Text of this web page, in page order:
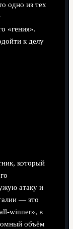
одно из тех
«гения».
к делу
который
атаку и
— это
winner», в
объём